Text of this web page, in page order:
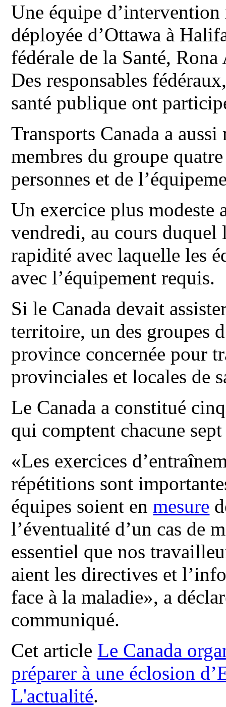
Une équipe
déployée d’Ottawa à
fédérale de la Santé,
Des responsables
santé publique ont
Transports Canada a
membres du groupe
personnes et de
Un exercice plus modeste
vendredi, au cours duquel
rapidité avec laquelle les
avec l’équipement requis.
Si le Canada devait
territoire, un des groupes
province concernée pour
provinciales et locales de
Le Canada a constitué
qui comptent chacune
«Les exercices
répétitions sont
équipes soient enmesure
l’éventualité d’un cas de
essentiel que nos
aient les directives et
face à la maladie», a
communiqué.
Cet article Le Canada
préparer à une éclosion
L'actualité.